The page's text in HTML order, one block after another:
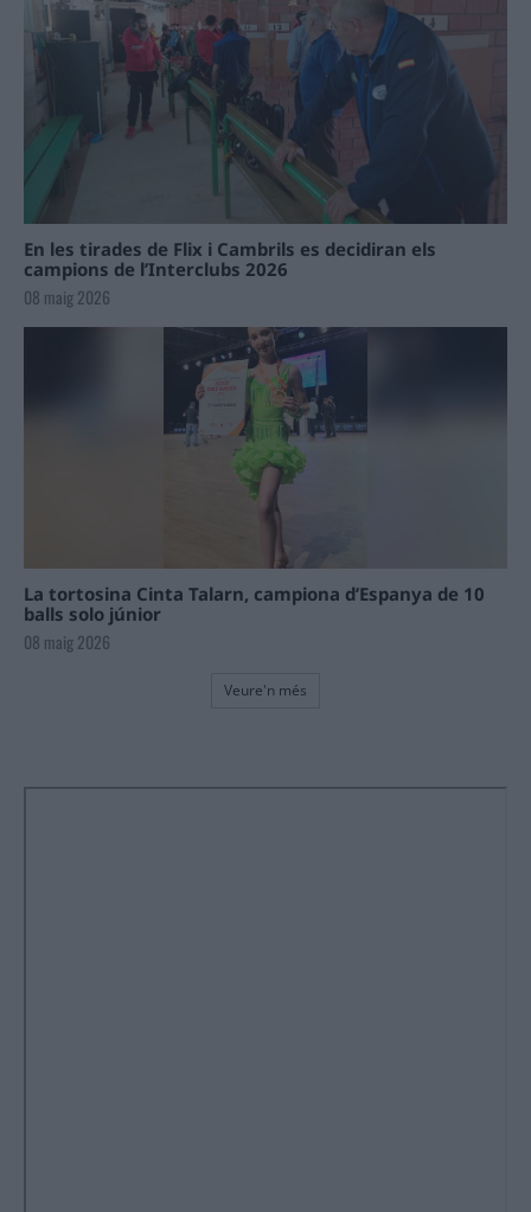
En les tirades de Flix i Cambrils es decidiran els
campions de l’Interclubs 2026
08 maig 2026
La tortosina Cinta Talarn, campiona d’Espanya de 10
balls solo júnior
08 maig 2026
Veure'n més